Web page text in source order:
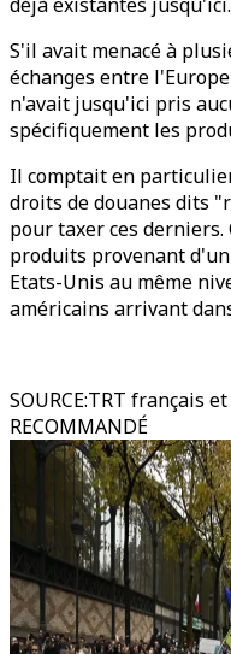
S'il avait menacé à
échanges entre
n'avait jusqu'ici pris
spécifiquement les
Il comptait en
droits de douanes dits
pour taxer ces
produits provenant
Etats-Unis au même
américains arrivant
SOURCE:TRT français et
RECOMMANDÉ